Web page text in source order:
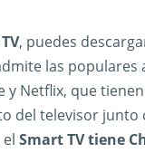
, puedes
las populares
Netflix, que
del televisor junto
Smart TV tiene